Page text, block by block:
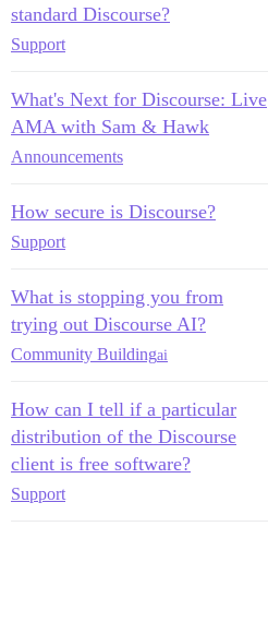
standard Discourse?
Support
What's Next for Discourse: Live
AMA with Sam & Hawk
Announcements
How secure is Discourse?
Support
What is stopping you from
trying out Discourse AI?
Community Buildingai
How can I tell if a particular
distribution of the Discourse
client is free software?
Support